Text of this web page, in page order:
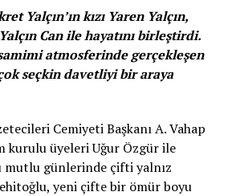
Yalçın’ın kızı Yaren Yalçın,
Can ile hayatını birleştirdi.
atmosferinde gerçekleşen
seçkin davetliyi bir araya
Cemiyeti Başkanı A. Vahap
kurulu üyeleri Uğur Özgür ile
mutlu günlerinde çifti yalnız
yeni çifte bir ömür boyu